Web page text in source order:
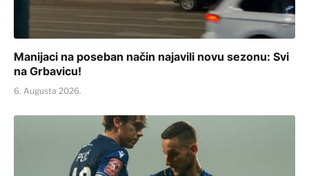
Manijaci na poseban način najavili novu sezonu: Svi
na Grbavicu!
6. Augusta 2026.